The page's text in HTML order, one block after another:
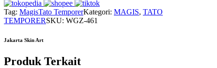
Tag: MagisTato TemporerKategori: MAGIS, TATO
TEMPORERSKU: WGZ-461
Jakarta Skin Art
Produk Terkait